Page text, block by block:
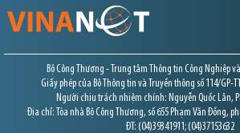
Bộ Công Thương - Trung tâm Thông tin Công Nghiệp
Giấy phép của Bộ Thông tin và Truyền thông số 114/GP-
Người chịu trách nhiệm chính: Nguyễn Quốc Lân,
Địa chỉ: Tòa nhà Bộ Công Thương, số 655 Phạm Văn Đồng,
ĐT: (04)39341911; (04)37153632